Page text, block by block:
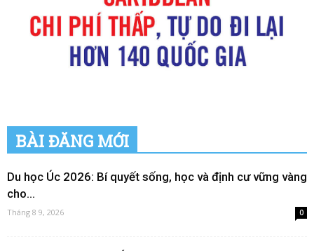
BÀI ĐĂNG MỚI
Du học Úc 2026: Bí quyết sống, học và định cư vững vàng
cho...
Tháng 8 9, 2026 0